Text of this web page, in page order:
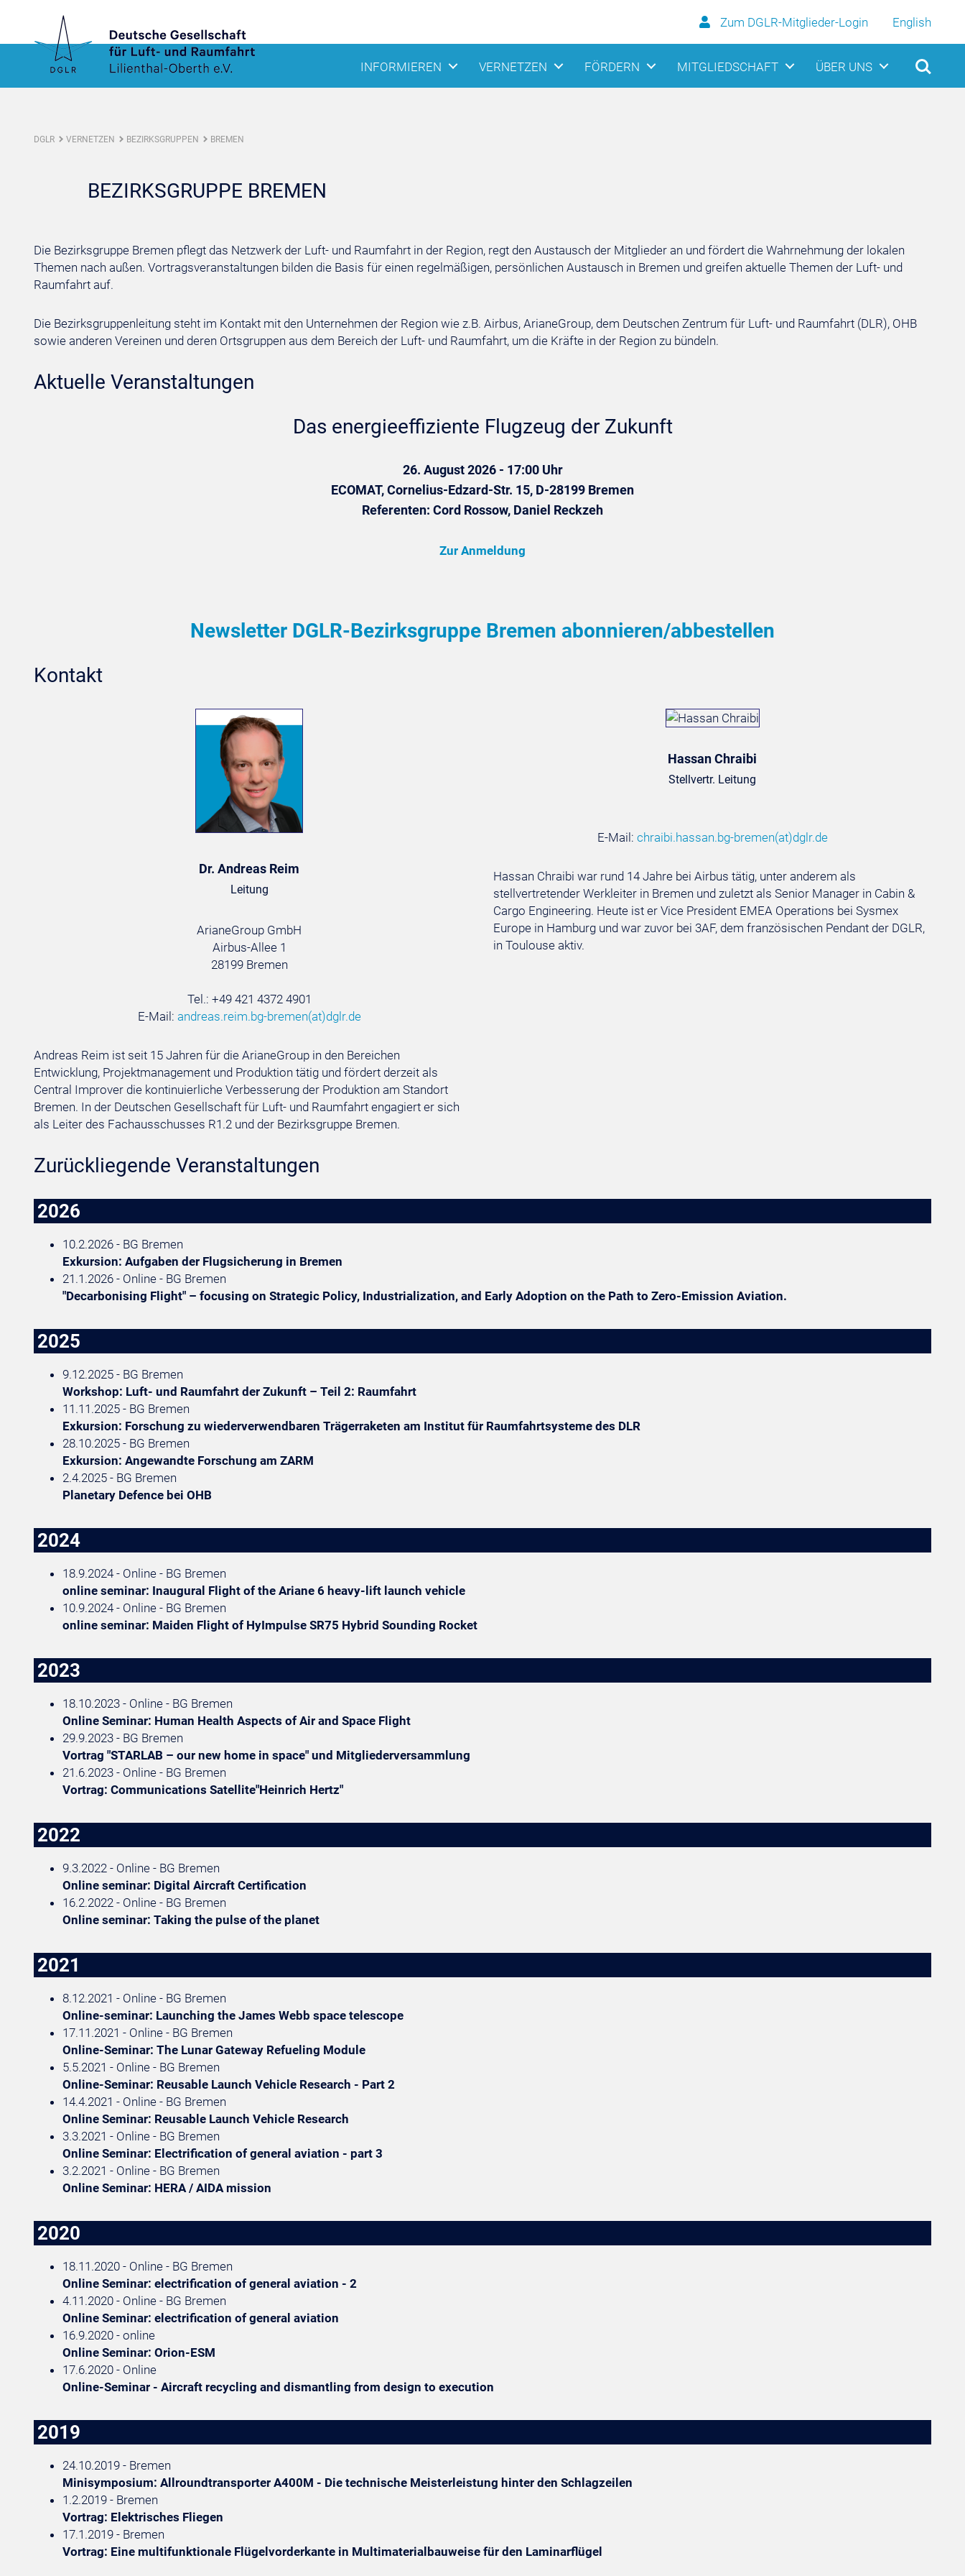
Zum DGLR-Mitglieder-Login English
INFORMIEREN VERNETZEN FÖRDERN MITGLIEDSCHAFT ÜBER UNS
DGLR VERNETZEN BEZIRKSGRUPPEN BREMEN
BEZIRKSGRUPPE BREMEN
Die Bezirksgruppe Bremen pflegt das Netzwerk der Luft- und Raumfahrt in der Region, regt den Austausch der Mitglieder an und fördert die Wahrnehmung der lokalen
Themen nach außen. Vortragsveranstaltungen bilden die Basis für einen regelmäßigen, persönlichen Austausch in Bremen und greifen aktuelle Themen der Luft- und
Raumfahrt auf.
Die Bezirksgruppenleitung steht im Kontakt mit den Unternehmen der Region wie z.B. Airbus, ArianeGroup, dem Deutschen Zentrum für Luft- und Raumfahrt (DLR), OHB
sowie anderen Vereinen und deren Ortsgruppen aus dem Bereich der Luft- und Raumfahrt, um die Kräfte in der Region zu bündeln.
Aktuelle Veranstaltungen
Das energieeffiziente Flugzeug der Zukunft
26. August 2026 - 17:00 Uhr
ECOMAT, Cornelius-Edzard-Str. 15, D-28199 Bremen
Referenten: Cord Rossow, Daniel Reckzeh
Zur Anmeldung
Newsletter DGLR-Bezirksgruppe Bremen abonnieren/abbestellen
Kontakt
Dr. Andreas Reim
Leitung
ArianeGroup GmbH
Airbus-Allee 1
28199 Bremen
Tel.: +49 421 4372 4901
E-Mail: andreas.reim.bg-bremen(at)dglr.de
Andreas Reim ist seit 15 Jahren für die ArianeGroup in den Bereichen
Entwicklung, Projektmanagement und Produktion tätig und fördert derzeit als
Central Improver die kontinuierliche Verbesserung der Produktion am Standort
Bremen. In der Deutschen Gesellschaft für Luft- und Raumfahrt engagiert er sich
als Leiter des Fachausschusses R1.2 und der Bezirksgruppe Bremen.
Hassan Chraibi
Stellvertr. Leitung
E-Mail: chraibi.hassan.bg-bremen(at)dglr.de
Hassan Chraibi war rund 14 Jahre bei Airbus tätig, unter anderem als
stellvertretender Werkleiter in Bremen und zuletzt als Senior Manager in Cabin &
Cargo Engineering. Heute ist er Vice President EMEA Operations bei Sysmex
Europe in Hamburg und war zuvor bei 3AF, dem französischen Pendant der DGLR,
in Toulouse aktiv.
Zurückliegende Veranstaltungen
2026
10.2.2026 - BG Bremen
Exkursion: Aufgaben der Flugsicherung in Bremen
21.1.2026 - Online - BG Bremen
"Decarbonising Flight" – focusing on Strategic Policy, Industrialization, and Early Adoption on the Path to Zero-Emission Aviation.
2025
9.12.2025 - BG Bremen
Workshop: Luft- und Raumfahrt der Zukunft – Teil 2: Raumfahrt
11.11.2025 - BG Bremen
Exkursion: Forschung zu wiederverwendbaren Trägerraketen am Institut für Raumfahrtsysteme des DLR
28.10.2025 - BG Bremen
Exkursion: Angewandte Forschung am ZARM
2.4.2025 - BG Bremen
Planetary Defence bei OHB
2024
18.9.2024 - Online - BG Bremen
online seminar: Inaugural Flight of the Ariane 6 heavy-lift launch vehicle
10.9.2024 - Online - BG Bremen
online seminar: Maiden Flight of HyImpulse SR75 Hybrid Sounding Rocket
2023
18.10.2023 - Online - BG Bremen
Online Seminar: Human Health Aspects of Air and Space Flight
29.9.2023 - BG Bremen
Vortrag "STARLAB – our new home in space" und Mitgliederversammlung
21.6.2023 - Online - BG Bremen
Vortrag: Communications Satellite"Heinrich Hertz"
2022
9.3.2022 - Online - BG Bremen
Online seminar: Digital Aircraft Certification
16.2.2022 - Online - BG Bremen
Online seminar: Taking the pulse of the planet
2021
8.12.2021 - Online - BG Bremen
Online-seminar: Launching the James Webb space telescope
17.11.2021 - Online - BG Bremen
Online-Seminar: The Lunar Gateway Refueling Module
5.5.2021 - Online - BG Bremen
Online-Seminar: Reusable Launch Vehicle Research - Part 2
14.4.2021 - Online - BG Bremen
Online Seminar: Reusable Launch Vehicle Research
3.3.2021 - Online - BG Bremen
Online Seminar: Electrification of general aviation - part 3
3.2.2021 - Online - BG Bremen
Online Seminar: HERA / AIDA mission
2020
18.11.2020 - Online - BG Bremen
Online Seminar: electrification of general aviation - 2
4.11.2020 - Online - BG Bremen
Online Seminar: electrification of general aviation
16.9.2020 - online
Online Seminar: Orion-ESM
17.6.2020 - Online
Online-Seminar - Aircraft recycling and dismantling from design to execution
2019
24.10.2019 - Bremen
Minisymposium: Allroundtransporter A400M - Die technische Meisterleistung hinter den Schlagzeilen
1.2.2019 - Bremen
Vortrag: Elektrisches Fliegen
17.1.2019 - Bremen
Vortrag: Eine multifunktionale Flügelvorderkante in Multimaterialbauweise für den Laminarflügel